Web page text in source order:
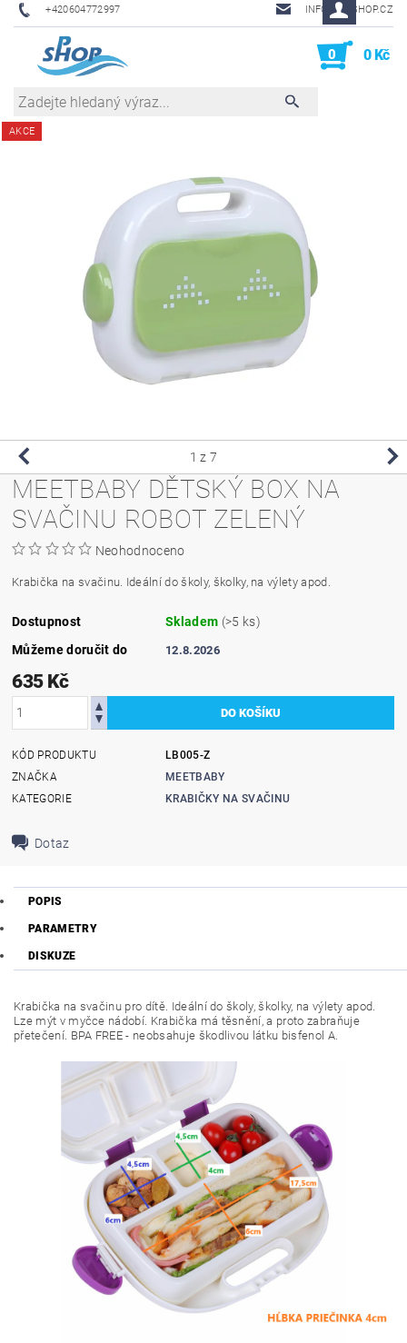
+420604772997 INFO@PHSHOP.CZ
0 0 Kč
AKCE
1 z 7
MEETBABY DĚTSKÝ BOX NA
SVAČINU ROBOT ZELENÝ
Neohodnoceno
Krabička na svačinu. Ideální do školy, školky, na výlety apod.
Dostupnost Skladem (>5 ks)
Můžeme doručit do
12.8.2026
635 Kč
KÓD PRODUKTU
LB005-Z
ZNAČKA
MEETBABY
KATEGORIE
KRABIČKY NA SVAČINU
Dotaz
POPIS
PARAMETRY
DISKUZE
Krabička na svačinu pro dítě. Ideální do školy, školky, na výlety apod.
Lze mýt v myčce nádobí. Krabička má těsnění, a proto zabraňuje
přetečení. BPA FREE - neobsahuje škodlivou látku bisfenol A.